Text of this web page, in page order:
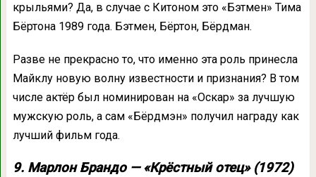
крыльями? Да, в случае с Китоном это «Бэтмен» Тима
Бёртона 1989 года. Бэтмен, Бёртон, Бёрдман.
Разве не прекрасно то, что именно эта роль принесла
Майклу новую волну известности и признания? В том
числе актёр был номинирован на «Оскар» за лучшую
мужскую роль, а сам «Бёрдмэн» получил награду как
лучший фильм года.
9. Марлон Брандо — «Крёстный отец» (1972)